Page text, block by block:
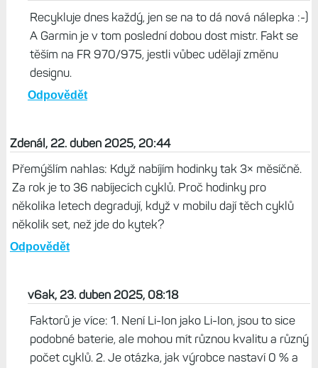
Recykluje dnes každý, jen se na to dá nová nálepka :-)
A Garmin je v tom poslední dobou dost mistr. Fakt se
těším na FR 970/975, jestli vůbec udělají změnu
designu.
Odpovědět
Zdenál, 22. duben 2025, 20:44
Přemýšlím nahlas: Když nabíjím hodinky tak 3× měsíčně.
Za rok je to 36 nabíjecích cyklů. Proč hodinky pro
několika letech degradují, když v mobilu dají těch cyklů
několik set, než jde do kytek?
Odpovědět
v6ak, 23. duben 2025, 08:18
Faktorů je více: 1. Není Li-Ion jako Li-Ion, jsou to sice
podobné baterie, ale mohou mít různou kvalitu a různý
počet cyklů. 2. Je otázka, jak výrobce nastaví 0 % a